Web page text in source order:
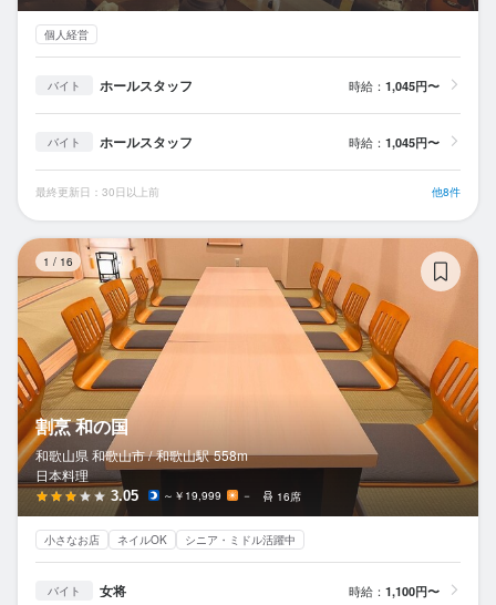
個人経営
バイト ホールスタッフ 時給： 1,045円〜
バイト ホールスタッフ 時給： 1,045円〜
最終更新日：30日以上前 他8件
1 / 16
割烹 和の国
和歌山県 和歌山市 / 和歌山駅 558m
日本料理
3.05 ～￥19,999 － 16席
小さなお店 ネイルOK シニア・ミドル活躍中
バイト 女将 時給： 1,100円〜